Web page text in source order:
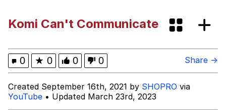
My Father-In-Law Is A Builder / We
Can't, We Don't Know How To Do It
Jacob Batalon CEO of Sex
Komi Can't Communicate
0 ★ 0 0 0 Share →
Created September 16th, 2021 by SHOPRO via
YouTube • Updated March 23rd, 2023